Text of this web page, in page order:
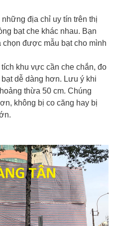
những địa chỉ uy tín trên thị
bạt che khác nhau. Bạn
được mẫu bạt cho mình
khu vực cần che chắn, đo
dễ dàng hơn. Lưu ý khi
thừa 50 cm. Chúng
không bị co căng hay bị